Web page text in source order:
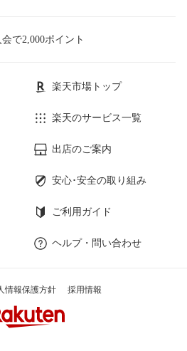
で2,000ポイント
楽天市場トップ
楽天のサービス一覧
出店のご案内
安心･安全の取り組み
ご利用ガイド
ヘルプ・問い合わせ
情報保護方針 採用情報